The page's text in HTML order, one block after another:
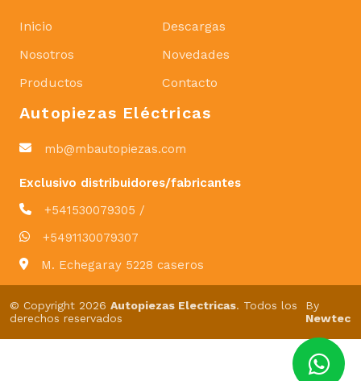
Inicio
Nosotros
Productos
Descargas
Novedades
Contacto
Autopiezas Eléctricas
mb@mbautopiezas.com
Exclusivo distribuidores/fabricantes
+541530079305 /
+5491130079307
M. Echegaray 5228 caseros
© Copyright 2026 Autopiezas Electricas. Todos los
derechos reservados
By
Newtec